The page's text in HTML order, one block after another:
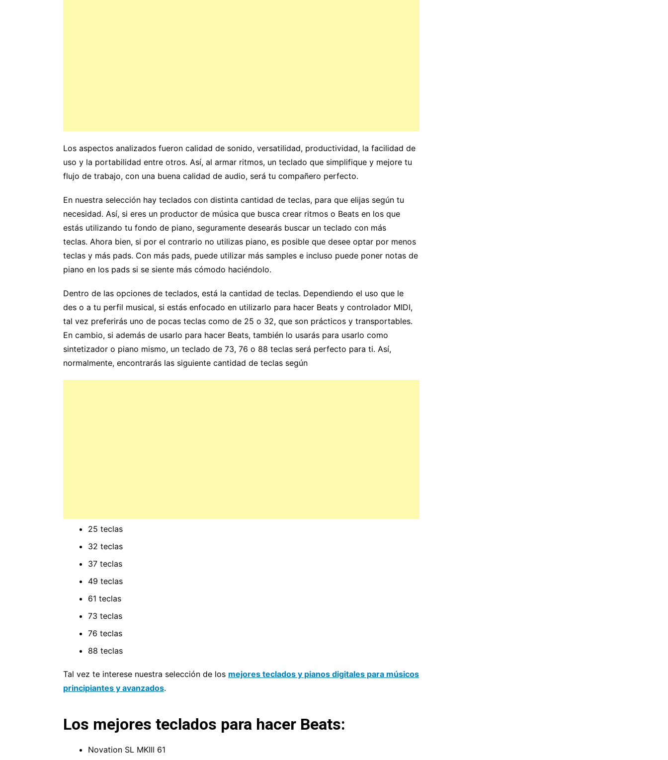
Los aspectos analizados fueron calidad de sonido, versatilidad, productividad, la facilidad de
uso y la portabilidad entre otros. Así, al armar ritmos, un teclado que simplifique y mejore tu
flujo de trabajo, con una buena calidad de audio, será tu compañero perfecto.
En nuestra selección hay teclados con distinta cantidad de teclas, para que elijas según tu
necesidad. Así, si eres un productor de música que busca crear ritmos o Beats en los que
estás utilizando tu fondo de piano, seguramente desearás buscar un teclado con más
teclas. Ahora bien, si por el contrario no utilizas piano, es posible que desee optar por menos
teclas y más pads. Con más pads, puede utilizar más samples e incluso puede poner notas de
piano en los pads si se siente más cómodo haciéndolo.
Dentro de las opciones de teclados, está la cantidad de teclas. Dependiendo el uso que le
des o a tu perfil musical, si estás enfocado en utilizarlo para hacer Beats y controlador MIDI,
tal vez preferirás uno de pocas teclas como de 25 o 32, que son prácticos y transportables.
En cambio, si además de usarlo para hacer Beats, también lo usarás para usarlo como
sintetizador o piano mismo, un teclado de 73, 76 o 88 teclas será perfecto para ti. Así,
normalmente, encontrarás las siguiente cantidad de teclas según
25 teclas
32 teclas
37 teclas
49 teclas
61 teclas
73 teclas
76 teclas
88 teclas
Tal vez te interese nuestra selección de los mejores teclados y pianos digitales para músicos
principiantes y avanzados.
Los mejores teclados para hacer Beats:
Novation SL MKIII 61